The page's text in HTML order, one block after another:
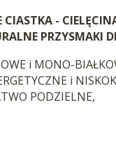
CIASTKA -
PRZYSMAKI
i MONO-
i
PODZIELNE,